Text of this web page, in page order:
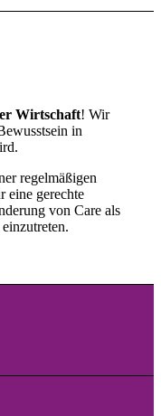
Wirtschaft! Wir
in
regelmäßigen
eine gerechte
von Care als